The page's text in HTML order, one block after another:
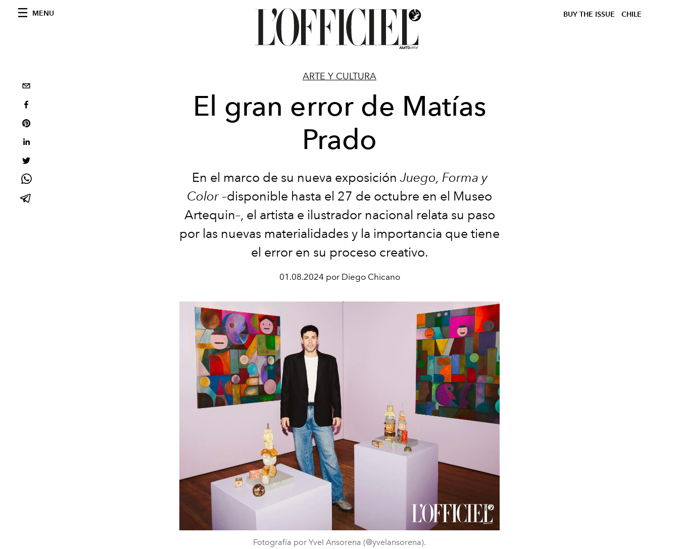
MENU BUY THE ISSUE CHILE
ARTE Y CULTURA
El gran error de Matías
Prado
En el marco de su nueva exposición Juego, Forma y
Color –disponible hasta el 27 de octubre en el Museo
Artequin–, el artista e ilustrador nacional relata su paso
por las nuevas materialidades y la importancia que tiene
el error en su proceso creativo.
01.08.2024 por Diego Chicano
Fotografía por Yvel Ansorena (@yvelansorena).